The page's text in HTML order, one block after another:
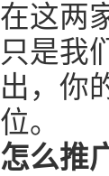
在这两
只是我
出，你
位。
怎么推